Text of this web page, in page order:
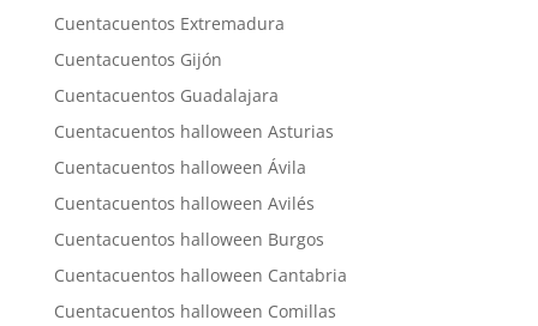
Cuentacuentos Extremadura
Cuentacuentos Gijón
Cuentacuentos Guadalajara
Cuentacuentos halloween Asturias
Cuentacuentos halloween Ávila
Cuentacuentos halloween Avilés
Cuentacuentos halloween Burgos
Cuentacuentos halloween Cantabria
Cuentacuentos halloween Comillas